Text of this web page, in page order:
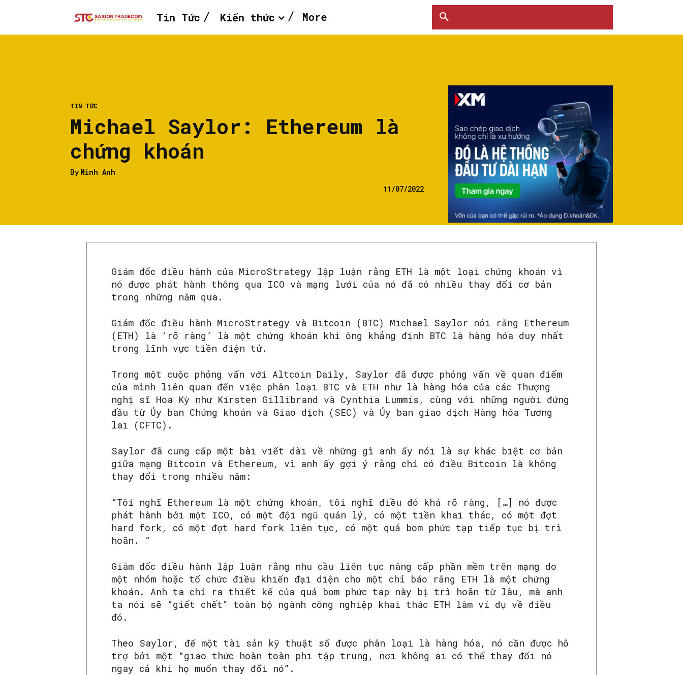
Tin Tức Kiến thức More
TIN TỨC
Michael Saylor: Ethereum là
chứng khoán
By Minh Anh
11/07/2022
Giám đốc điều hành của MicroStrategy lập luận rằng ETH là một loại chứng khoán vì
nó được phát hành thông qua ICO và mạng lưới của nó đã có nhiều thay đổi cơ bản
trong những năm qua.
Giám đốc điều hành MicroStrategy và Bitcoin (BTC) Michael Saylor nói rằng Ethereum
(ETH) là ‘rõ ràng’ là một chứng khoán khi ông khẳng định BTC là hàng hóa duy nhất
trong lĩnh vực tiền điện tử.
Trong một cuộc phỏng vấn với Altcoin Daily, Saylor đã được phỏng vấn về quan điểm
của mình liên quan đến việc phân loại BTC và ETH như là hàng hóa của các Thượng
nghị sĩ Hoa Kỳ như Kirsten Gillibrand và Cynthia Lummis, cùng với những người đứng
đầu từ Ủy ban Chứng khoán và Giao dịch (SEC) và Ủy ban giao dịch Hàng hóa Tương
lai (CFTC).
Saylor đã cung cấp một bài viết dài về những gì anh ấy nói là sự khác biệt cơ bản
giữa mạng Bitcoin và Ethereum, vì anh ấy gợi ý rằng chỉ có điều Bitcoin là không
thay đổi trong nhiều năm:
“Tôi nghĩ Ethereum là một chứng khoán, tôi nghĩ điều đó khá rõ ràng, […] nó được
phát hành bởi một ICO, có một đội ngũ quản lý, có một tiền khai thác, có một đợt
hard fork, có một đợt hard fork liên tục, có một quả bom phức tạp tiếp tục bị trì
hoãn. “
Giám đốc điều hành lập luận rằng nhu cầu liên tục nâng cấp phần mềm trên mạng do
một nhóm hoặc tổ chức điều khiển đại diện cho một chỉ báo rằng ETH là một chứng
khoán. Anh ta chỉ ra thiết kế của quả bom phức tap này bị trì hoãn từ lâu, mà anh
ta nói sẽ “giết chết” toàn bộ ngành công nghiệp khai thác ETH làm ví dụ về điều
đó.
Theo Saylor, để một tài sản kỹ thuật số được phân loại là hàng hóa, nó cần được hỗ
trợ bởi một “giao thức hoàn toàn phi tập trung, nơi không ai có thể thay đổi nó
ngay cả khi họ muốn thay đổi nó”.